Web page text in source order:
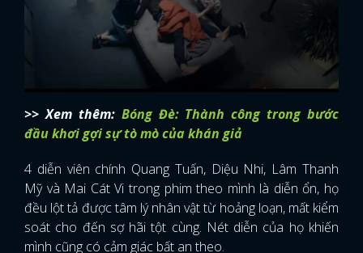
>> Xem thêm: Bóng Đè: Thành công trong bước
đầu khơi gợi sự tò mò của khán giả
4 diễn viên chính Quang Tuấn, Diệu Nhi, Lâm Thanh
Mỹ và Mai Cát Vi trong phim theo mình là diễn ổn, họ
đều lột tả được tâm lý nhân vật từ hoảng loạn, mất kiểm
soát cho đến sợ hãi tột cùng. Nét diễn của họ khiến
mình cũng có cảm giác bất an theo.